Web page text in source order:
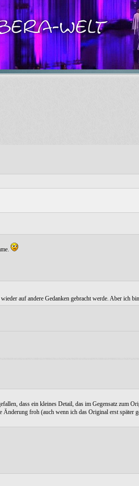
auf andere Gedanken gebracht werde. Aber ich
dass ein kleines Detail, das im Gegensatz zum
froh (auch wenn ich das Original erst später